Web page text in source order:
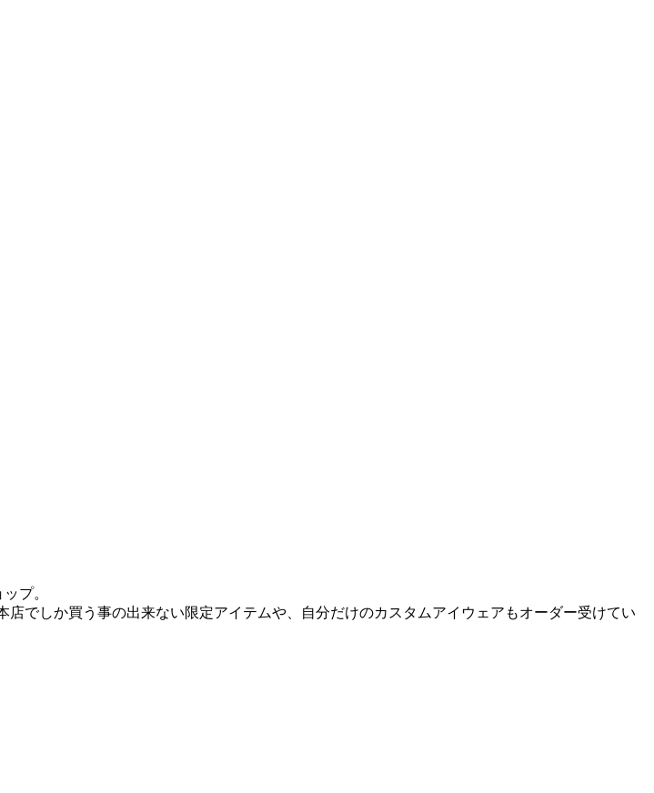
プ。
でしか買う事の出来ない限定アイテムや、自分だけのカスタムアイウェアもオーダー受けてい